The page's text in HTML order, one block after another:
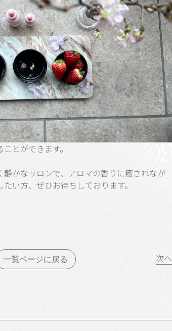
とができます。
かなサロンで、アロマの香りに癒されなが
い方、ぜひお待ちしております。
次へ
一覧ページに戻る